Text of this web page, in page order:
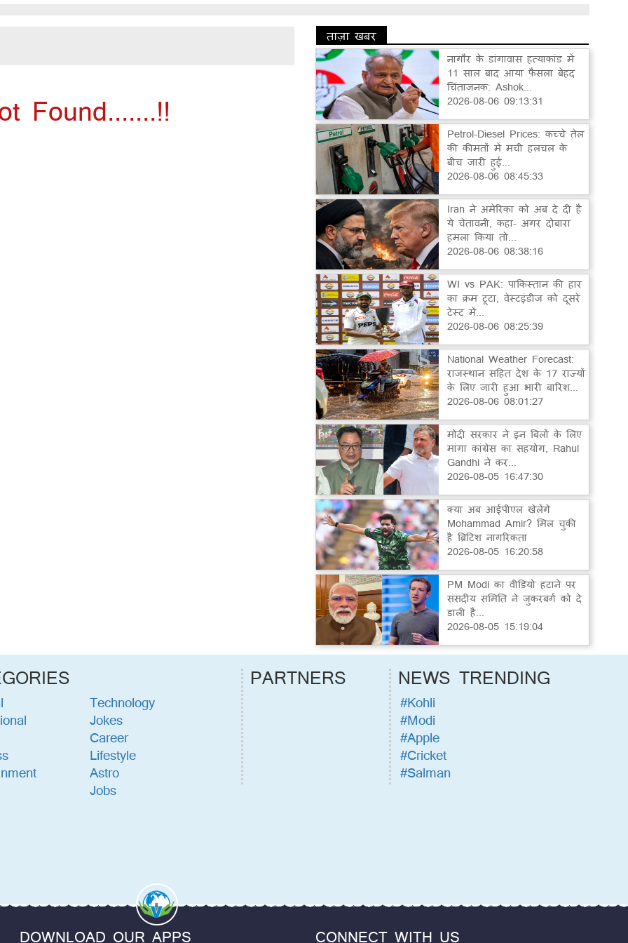
Found.......!!
ताज़ा खबर
नागौर के डांगावास हत्याकांड में
11 साल बाद आया फैसला बेहद
चिंताजनक: Ashok...
2026-08-06 09:13:31
Petrol-Diesel Prices: कच्चे तेल
की कीमतों में मची हलचल के
बीच जारी हुई...
2026-08-06 08:45:33
Iran ने अमेरिका को अब दे दी है
ये चेतावनी, कहा- अगर दोबारा
हमला किया तो...
2026-08-06 08:38:16
WI vs PAK: पाकिस्तान की हार
का क्रम टूटा, वेस्टइंडीज को दूसरे
टेस्ट में...
2026-08-06 08:25:39
National Weather Forecast:
राजस्थान सहित देश के 17 राज्यों
के लिए जारी हुआ भारी बारिश...
2026-08-06 08:01:27
मोदी सरकार ने इन बिलों के लिए
मांगा कांग्रेस का सहयोग, Rahul
Gandhi ने कर...
2026-08-05 16:47:30
क्या अब आईपीएल खेलेंगे
Mohammad Amir? मिल चुकी
है ब्रिटिश नागरिकता
2026-08-05 16:20:58
PM Modi का वीडियो हटाने पर
संसदीय समिति ने जुकरबर्ग को दे
डाली है...
2026-08-05 15:19:04
Technology
Jokes
Career
Lifestyle
Astro
Jobs
PARTNERS NEWS TRENDING
#Kohli
#Modi
#Apple
#Cricket
#Salman
DOWNLOAD OUR APPS CONNECT WITH US